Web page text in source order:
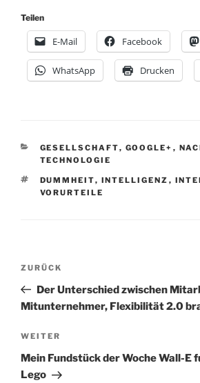
Teilen
E-Mail Facebook
WhatsApp Drucken
KATEGORIEN
GESELLSCHAFT, GOOGLE+ ,
TECHNOLOGIE
SCHLAGWÖRTER
DUMMHEIT, INTELLIGENZ ,
VORURTEILE
Beitragsnavigation
Vorheriger
Beitrag
ZURÜCK
Der Unterschied zwischen
Mitunternehmer, Flexibilität 2.0
Nächster
Beitrag
WEITER
Mein Fundstück der Woche Wall-E
Lego